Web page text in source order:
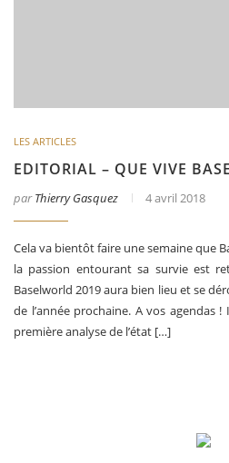
LES ARTICLES
EDITORIAL – QUE VIVE
parThierry Gasquez 4 avril 2018
Cela va bientôt faire une semaine que
la passion entourant sa survie est
Baselworld 2019 aura bien lieu et se
de l’année prochaine. A vos agendas
première analyse de l’état […]